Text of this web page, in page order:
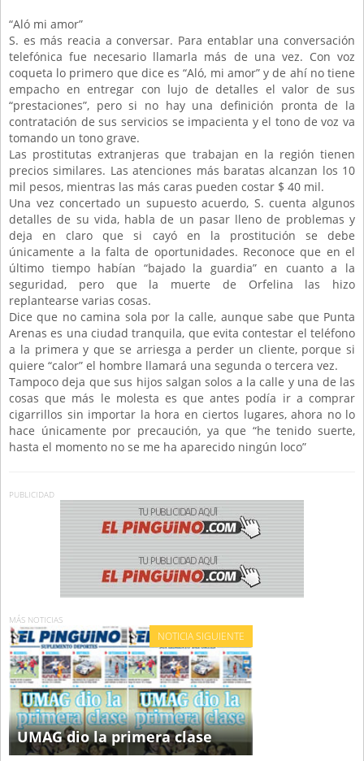
“Aló mi amor”
S. es más reacia a conversar. Para entablar una conversación
telefónica fue necesario llamarla más de una vez. Con voz
coqueta lo primero que dice es “Aló, mi amor” y de ahí no tiene
empacho en entregar con lujo de detalles el valor de sus
“prestaciones”, pero si no hay una definición pronta de la
contratación de sus servicios se impacienta y el tono de voz va
tomando un tono grave.
Las prostitutas extranjeras que trabajan en la región tienen
precios similares. Las atenciones más baratas alcanzan los 10
mil pesos, mientras las más caras pueden costar $ 40 mil.
Una vez concertado un supuesto acuerdo, S. cuenta algunos
detalles de su vida, habla de un pasar lleno de problemas y
deja en claro que si cayó en la prostitución se debe
únicamente a la falta de oportunidades. Reconoce que en el
último tiempo habían “bajado la guardia” en cuanto a la
seguridad, pero que la muerte de Orfelina las hizo
replantearse varias cosas.
Dice que no camina sola por la calle, aunque sabe que Punta
Arenas es una ciudad tranquila, que evita contestar el teléfono
a la primera y que se arriesga a perder un cliente, porque si
quiere “calor” el hombre llamará una segunda o tercera vez.
Tampoco deja que sus hijos salgan solos a la calle y una de las
cosas que más le molesta es que antes podía ir a comprar
cigarrillos sin importar la hora en ciertos lugares, ahora no lo
hace únicamente por precaución, ya que “he tenido suerte,
hasta el momento no se me ha aparecido ningún loco”
PUBLICIDAD
MÁS NOTICIAS
NOTICIA SIGUIENTE
UMAG dio la primera clase